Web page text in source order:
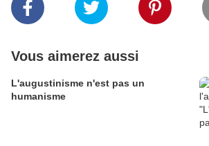
Vous aimerez aussi
L'augustinisme n'est pas un
humanisme